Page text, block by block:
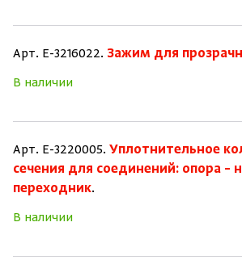
Арт. E-3216022. Зажим для
В наличии
Арт. E-3220005. Уплотнительное
сечения для соединений: опора –
переходник.
В наличии